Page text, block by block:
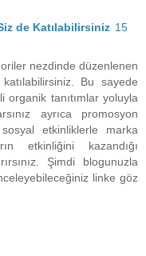
de Katılabilirsiniz 15
nezdinde düzenlenen
Bu sayede
tanıtımlar yoluyla
ayrıca promosyon
etkinliklerle marka
etkinliğini kazandığı
Şimdi blogunuzla
linke göz